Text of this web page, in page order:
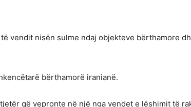
vendit nisën sulme ndaj objekteve bërthamore
bërthamorë iranianë.
që vepronte në një nga vendet e lëshimit të